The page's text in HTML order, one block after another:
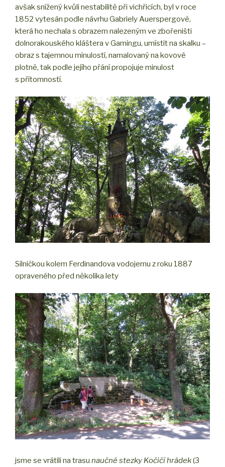
avšak snížený kvůli nestabilitě při vichřicích, byl v roce
1852 vytesán podle návrhu Gabriely Auerspergové,
která ho nechala s obrazem nalezeným ve zbořeništi
dolnorakouského kláštera v Gamingu, umístit na skalku –
obraz s tajemnou minulostí, namalovaný na kovové
plotně, tak podle jejího přání propojuje minulost
s přítomností.
Silničkou kolem Ferdinandova vodojemu z roku 1887
opraveného před několika lety
jsme se vrátili na trasu naučné stezky Kočičí hrádek(3